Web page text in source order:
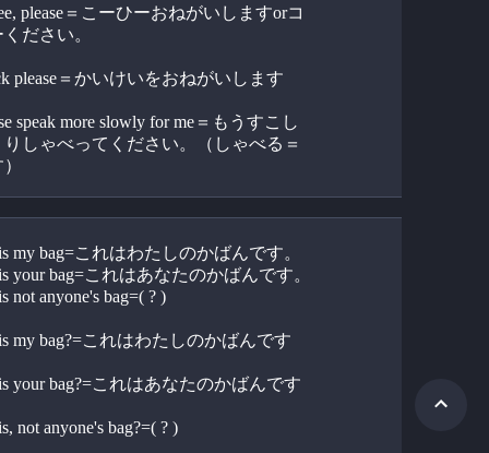
please＝こーひーおねがいしますorコ
ださい。
please＝かいけいをおねがいします
speak more slowly for me＝もうすこし
しゃべってください。（しゃべる＝
my bag=これはわたしのかばんです。
your bag=これはあなたのかばんです。
not anyone's bag=( ? )
my bag?=これはわたしのかばんです
your bag?=これはあなたのかばんです
not anyone's bag?=( ? )